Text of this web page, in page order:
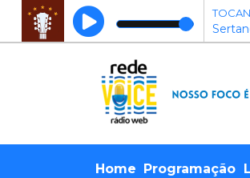
Home Programação